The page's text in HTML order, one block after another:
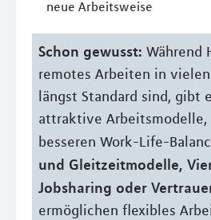
neue Arbeitsweise
Schon gewusst: Während
remotes Arbeiten in
längst Standard sind, gibt
attraktive Arbeitsmodelle,
besseren Work-Life-
und Gleitzeitmodelle,
Jobsharing oder
ermöglichen flexibles